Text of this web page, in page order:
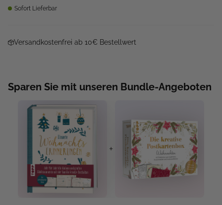
Sofort Lieferbar
Versandkostenfrei ab 10€ Bestellwert
Sparen Sie mit unseren Bundle-Angeboten
+